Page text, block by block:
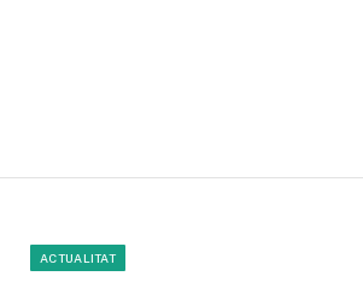
ACTUALITAT